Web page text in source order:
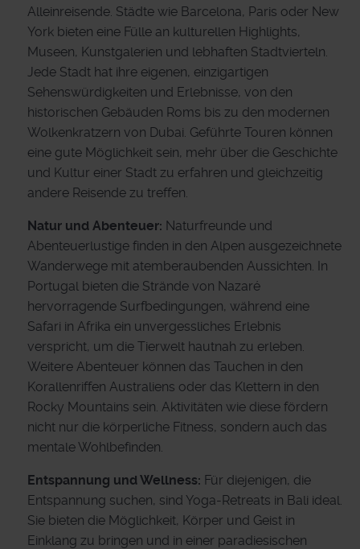
Alleinreisende. Städte wie Barcelona, Paris oder New
York bieten eine Fülle an kulturellen Highlights,
Museen, Kunstgalerien und lebhaften Stadtvierteln.
Jede Stadt hat ihre eigenen, einzigartigen
Sehenswürdigkeiten und Erlebnisse, von den
historischen Gebäuden Roms bis zu den modernen
Wolkenkratzern von Dubai. Geführte Touren können
eine gute Möglichkeit sein, mehr über die Geschichte
und Kultur einer Stadt zu erfahren und gleichzeitig
andere Reisende zu treffen.
Natur und Abenteuer: Naturfreunde und
Abenteuerlustige finden in den Alpen ausgezeichnete
Wanderwege mit atemberaubenden Aussichten. In
Portugal bieten die Strände von Nazaré
hervorragende Surfbedingungen, während eine
Safari in Afrika ein unvergessliches Erlebnis
verspricht, um die Tierwelt hautnah zu erleben.
Weitere Abenteuer können das Tauchen in den
Korallenriffen Australiens oder das Klettern in den
Rocky Mountains sein. Aktivitäten wie diese fördern
nicht nur die körperliche Fitness, sondern auch das
mentale Wohlbefinden.
Entspannung und Wellness: Für diejenigen, die
Entspannung suchen, sind Yoga-Retreats in Bali ideal.
Sie bieten die Möglichkeit, Körper und Geist in
Einklang zu bringen und in einer paradiesischen